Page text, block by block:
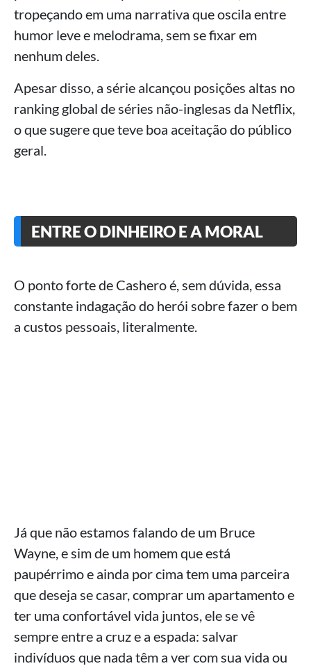
tropeçando em uma narrativa que oscila entre
humor leve e melodrama, sem se fixar em
nenhum deles.
Apesar disso, a série alcançou posições altas no
ranking global de séries não-inglesas da Netflix,
o que sugere que teve boa aceitação do público
geral.
ENTRE O DINHEIRO E A MORAL
O ponto forte de Cashero é, sem dúvida, essa
constante indagação do herói sobre fazer o bem
a custos pessoais, literalmente.
Já que não estamos falando de um Bruce
Wayne, e sim de um homem que está
paupérrimo e ainda por cima tem uma parceira
que deseja se casar, comprar um apartamento e
ter uma confortável vida juntos, ele se vê
sempre entre a cruz e a espada: salvar
indivíduos que nada têm a ver com sua vida ou